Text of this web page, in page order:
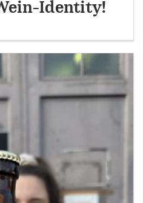
Identity!